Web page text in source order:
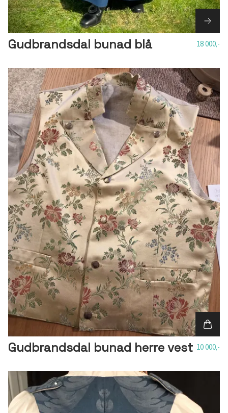
Gudbrandsdal bunad blå 18 000,-
Gudbrandsdal bunad herre vest 10 000,-